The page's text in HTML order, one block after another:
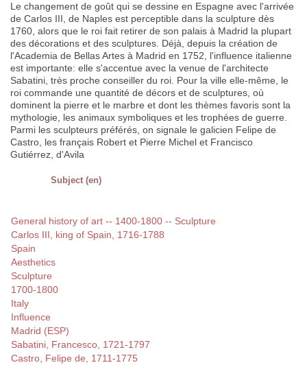
Le changement de goût qui se dessine en Espagne avec l'arrivée
de Carlos III, de Naples est perceptible dans la sculpture dès
1760, alors que le roi fait retirer de son palais à Madrid la plupart
des décorations et des sculptures. Déjà, depuis la création de
l'Academia de Bellas Artes à Madrid en 1752, l'influence italienne
est importante: elle s'accentue avec la venue de l'architecte
Sabatini, très proche conseiller du roi. Pour la ville elle-même, le
roi commande une quantité de décors et de sculptures, où
dominent la pierre et le marbre et dont les thèmes favoris sont la
mythologie, les animaux symboliques et les trophées de guerre.
Parmi les sculpteurs préférés, on signale le galicien Felipe de
Castro, les français Robert et Pierre Michel et Francisco
Gutiérrez, d'Avila
Subject (en)
General history of art -- 1400-1800 -- Sculpture
Carlos III, king of Spain, 1716-1788
Spain
Aesthetics
Sculpture
1700-1800
Italy
Influence
Madrid (ESP)
Sabatini, Francesco, 1721-1797
Castro, Felipe de, 1711-1775